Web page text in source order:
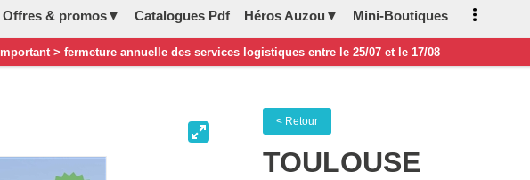
Offres & promos▼ Catalogues Pdf Héros Auzou▼ Mini-Boutiques
Important > fermeture annuelle des services logistiques entre le 25/07 et le 17/08
< Retour
TOULOUSE